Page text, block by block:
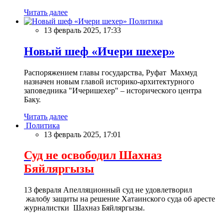
Читать далее
Политика
13 февраль 2025, 17:33
Новый шеф «Ичери шехер»
Распоряжением главы государства, Руфат Махмуд
назначен новым главой историко-архитектурного
заповедника "Ичеришехер" – исторического центра
Баку.
Читать далее
Политика
13 февраль 2025, 17:01
Суд не освободил Шахназ
Бяйляргызы
13 февраля Апелляционный суд не удовлетворил
жалобу защиты на решение Хатаинского суда об аресте
журналистки Шахназ Бяйляргызы.